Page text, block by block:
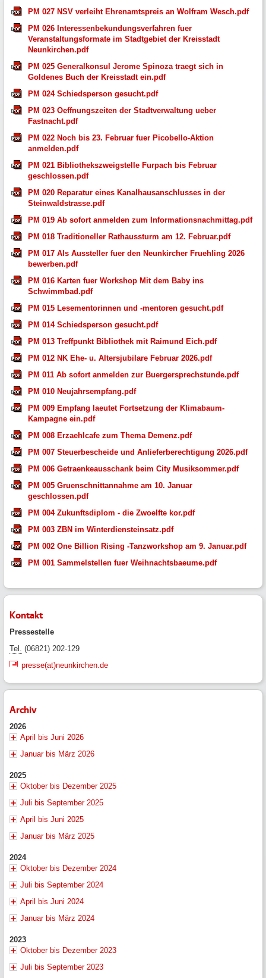
PM 027 NSV verleiht Ehrenamtspreis an Wolfram Wesch.pdf
PM 026 Interessenbekundungsverfahren fuer
Veranstaltungsformate im Stadtgebiet der Kreisstadt
Neunkirchen.pdf
PM 025 Generalkonsul Jerome Spinoza traegt sich in
Goldenes Buch der Kreisstadt ein.pdf
PM 024 Schiedsperson gesucht.pdf
PM 023 Oeffnungszeiten der Stadtverwaltung ueber
Fastnacht.pdf
PM 022 Noch bis 23. Februar fuer Picobello-Aktion
anmelden.pdf
PM 021 Bibliothekszweigstelle Furpach bis Februar
geschlossen.pdf
PM 020 Reparatur eines Kanalhausanschlusses in der
Steinwaldstrasse.pdf
PM 019 Ab sofort anmelden zum Informationsnachmittag.pdf
PM 018 Traditioneller Rathaussturm am 12. Februar.pdf
PM 017 Als Aussteller fuer den Neunkircher Fruehling 2026
bewerben.pdf
PM 016 Karten fuer Workshop Mit dem Baby ins
Schwimmbad.pdf
PM 015 Lesementorinnen und -mentoren gesucht.pdf
PM 014 Schiedsperson gesucht.pdf
PM 013 Treffpunkt Bibliothek mit Raimund Eich.pdf
PM 012 NK Ehe- u. Altersjubilare Februar 2026.pdf
PM 011 Ab sofort anmelden zur Buergersprechstunde.pdf
PM 010 Neujahrsempfang.pdf
PM 009 Empfang laeutet Fortsetzung der Klimabaum-
Kampagne ein.pdf
PM 008 Erzaehlcafe zum Thema Demenz.pdf
PM 007 Steuerbescheide und Anlieferberechtigung 2026.pdf
PM 006 Getraenkeausschank beim City Musiksommer.pdf
PM 005 Gruenschnittannahme am 10. Januar
geschlossen.pdf
PM 004 Zukunftsdiplom - die Zwoelfte kor.pdf
PM 003 ZBN im Winterdiensteinsatz.pdf
PM 002 One Billion Rising -Tanzworkshop am 9. Januar.pdf
PM 001 Sammelstellen fuer Weihnachtsbaeume.pdf
Kontakt
Pressestelle
Tel. (06821) 202-129
presse(at)neunkirchen.de
Archiv
2026
April bis Juni 2026
Januar bis März 2026
2025
Oktober bis Dezember 2025
Juli bis September 2025
April bis Juni 2025
Januar bis März 2025
2024
Oktober bis Dezember 2024
Juli bis September 2024
April bis Juni 2024
Januar bis März 2024
2023
Oktober bis Dezember 2023
Juli bis September 2023